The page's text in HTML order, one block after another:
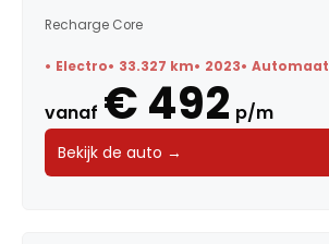
Recharge Core
Electro 33.327 km 2023 Automaat
vanaf € 492 p/m
Bekijk de auto →